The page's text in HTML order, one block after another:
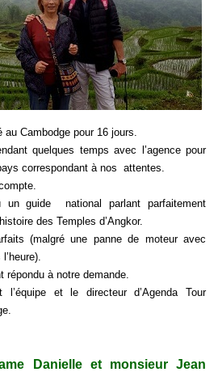
Cambodge pour 16 jours.
quelques temps avec l’agence pour
correspondant à nos attentes.
guide national parlant parfaitement
des Temples d’Angkor.
(malgré une panne de moteur avec
à notre demande.
l’équipe et le directeur d’Agenda Tour
Danielle et monsieur Jean